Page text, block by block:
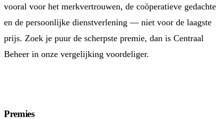
vooral voor het merkvertrouwen, de coöperatieve gedachte
en de persoonlijke dienstverlening — niet voor de laagste
prijs. Zoek je puur de scherpste premie, dan is Centraal
Beheer in onze vergelijking voordeliger.
Premies